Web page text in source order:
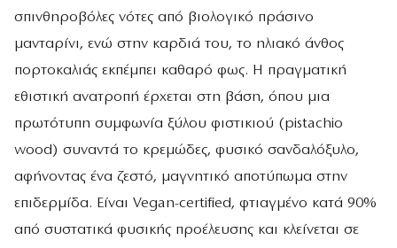
σπινθηροβόλες νότες από βιολογικό πράσινο
μανταρίνι, ενώ στην καρδιά του, το ηλιακό άνθος
πορτοκαλιάς εκπέμπει καθαρό φως. Η πραγματική
εθιστική ανατροπή έρχεται στη βάση, όπου μια
πρωτότυπη συμφωνία ξύλου φιστικιού (pistachio
wood) συναντά το κρεμώδες, φυσικό σανδαλόξυλο,
αφήνοντας ένα ζεστό, μαγνητικό αποτύπωμα στην
επιδερμίδα. Είναι Vegan-certified, φτιαγμένο κατά 90%
από συστατικά φυσικής προέλευσης και κλείνεται σε